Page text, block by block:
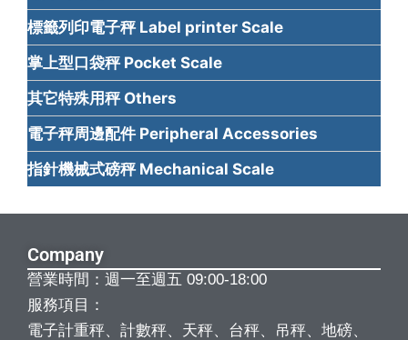
標籤列印電子秤 Label printer Scale
掌上型口袋秤 Pocket Scale
其它特殊用秤 Others
電子秤周邊配件 Peripheral Accessories
指針機械式磅秤 Mechanical Scale
Company
營業時間：週一至週五 09:00-18:00
服務項目：
電子計重秤、計數秤、天秤、台秤、吊秤、地磅、